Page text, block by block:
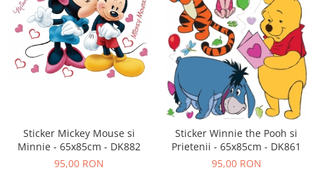
Sticker Mickey Mouse si
Minnie - 65x85cm - DK882
95,00 RON
Sticker Winnie the Pooh si
Prietenii - 65x85cm - DK861
95,00 RON